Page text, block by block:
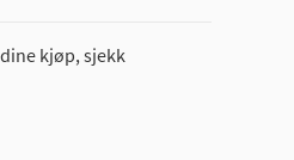
kjøp, sjekk